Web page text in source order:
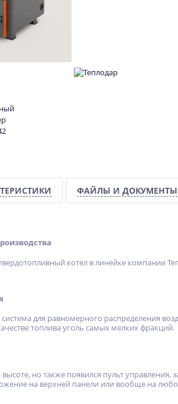
ФАЙЛЫ И ДОКУМЕНТЫ
котел в линейке компании
для равномерного распределения
топлива уголь самых мелких фракций.
но также появился пульт
на верхней панели или вообще на